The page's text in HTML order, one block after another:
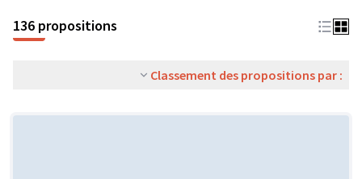
136 propositions
Classement des propositions par :